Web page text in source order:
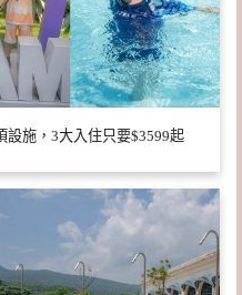
設施，3大入住只要$3599起